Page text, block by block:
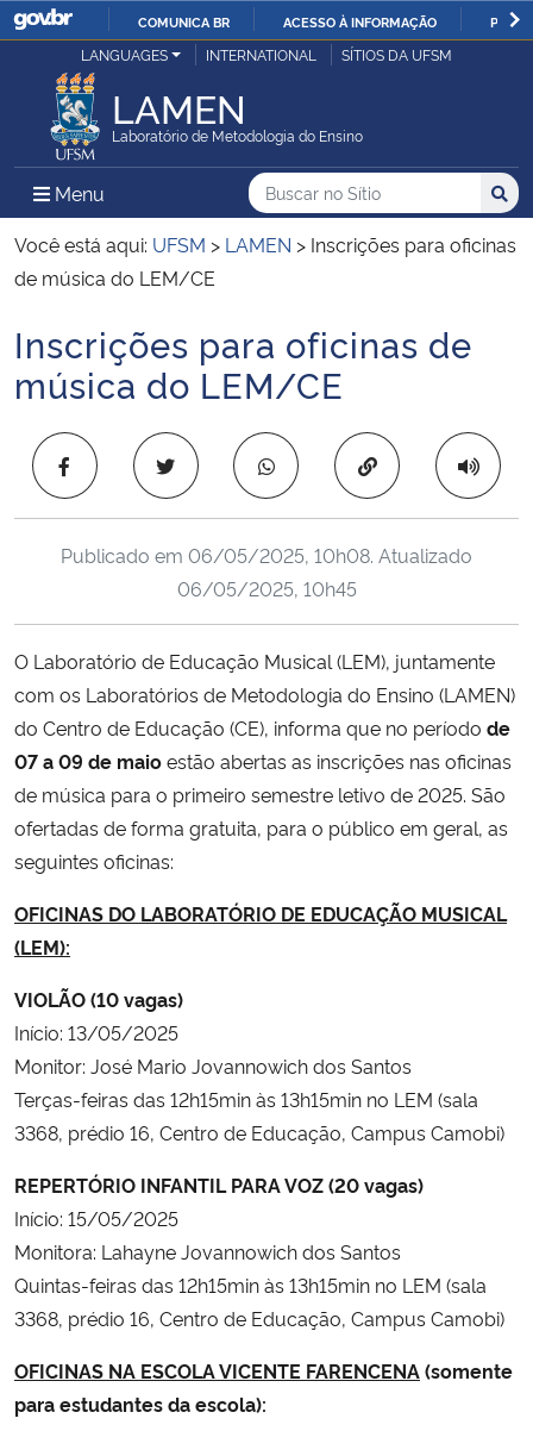
IR
COMUNICA BR ACESSO À INFORMAÇÃO
Ministério da Justiça e Segurança Pública
Ministério da Defesa
Ministério das Relações Exteriores
Ministério da Infraestrutura
Ministério da Educação
Ministério da Cidadania
Ministério da Ciência, Tecnologia, Inovações e Comunicações
Ministério do Meio Ambiente
Ministério do Turismo
Controladoria-Geral da União
Ministério da Mulher, da Família e dos Direitos Humanos
Secretaria de Governo
Gabinete de Segurança Institucional
Advocacia-Geral da União
Banco Central do Brasil
LANGUAGES INTERNATIONAL SÍTIOS DA UFSM
LAMEN
Laboratório de Metodologia do Ensino
Menu Menu Principal do Sítio
Busca
Buscar no no Sítio
Busca:
Você está aqui: UFSM > LAMEN > Inscrições para oficinas
de música do LEM/CE
Início do conteúdo
Inscrições para oficinas de
música do LEM/CE
Copiar para área
Publicado em 06/05/2025, 10h08. Atualizado
06/05/2025, 10h45
O Laboratório de Educação Musical (LEM), juntamente
com os Laboratórios de Metodologia do Ensino (LAMEN)
do Centro de Educação (CE), informa que no período de
07 a 09 de maioestão abertas as inscrições nas oficinas
de música para o primeiro semestre letivo de 2025. São
ofertadas de forma gratuita, para o público em geral, as
seguintes oficinas:
OFICINAS DO LABORATÓRIO DE EDUCAÇÃO MUSICAL
(LEM):
VIOLÃO (10 vagas)
Início: 13/05/2025
Monitor: José Mario Jovannowich dos Santos
Terças-feiras das 12h15min às 13h15min no LEM (sala
3368, prédio 16, Centro de Educação, Campus Camobi)
REPERTÓRIO INFANTIL PARA VOZ (20 vagas)
Início: 15/05/2025
Monitora: Lahayne Jovannowich dos Santos
Quintas-feiras das 12h15min às 13h15min no LEM (sala
3368, prédio 16, Centro de Educação, Campus Camobi)
OFICINAS NA ESCOLA VICENTE FARENCENA(somente
para estudantes da escola):